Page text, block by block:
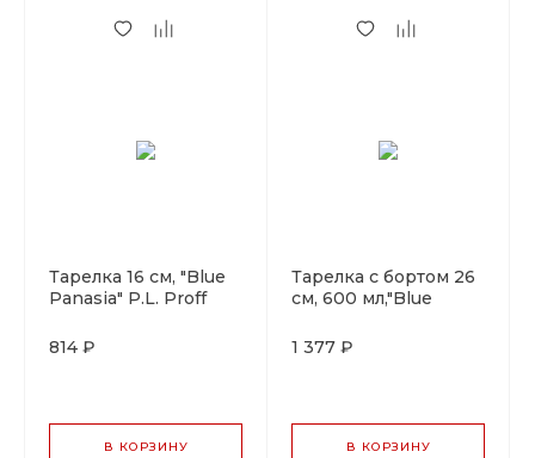
Тарелка 16 см, "Blue
Panasia" P.L. Proff
814 ₽
В КОРЗИНУ
Тарелка с бортом 26
см, 600 мл,"Blue
Cuisine
1 377 ₽
В КОРЗИНУ